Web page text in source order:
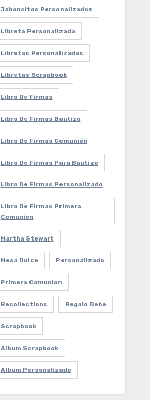
Jaboncitos Personalizados
Libreta Personalizada
Libretas Personalizadas
Libretas Scrapbook
Libro De Firmas
Libro De Firmas Bautizo
Libro De Firmas Comunión
Libro De Firmas Para Bautizo
Libro De Firmas Personalizado
Libro De Firmas Primera
Comunion
Martha Stewart
Mesa Dulce Personalizado
Primera Comunion
Recollections Regalo Bebe
Scrapbook
Álbum Scrapbook
Álbum Personalizado